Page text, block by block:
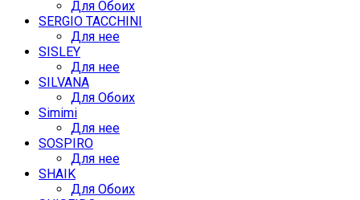
Для Обоих
SERGIO TACCHINI
Для нее
SISLEY
Для нее
SILVANA
Для Обоих
Simimi
Для нее
SOSPIRO
Для нее
SHAIK
Для Обоих